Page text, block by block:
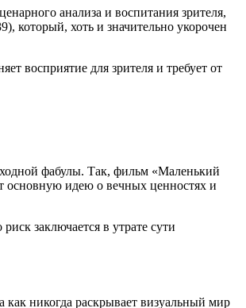
анализа и воспитания зрителя,
который, хоть и значительно укорочен
восприятие для зрителя и требует от
фабулы. Так, фильм «Маленький
основную идею о вечных ценностях и
заключается в утрате сути
никогда раскрывает визуальный мир